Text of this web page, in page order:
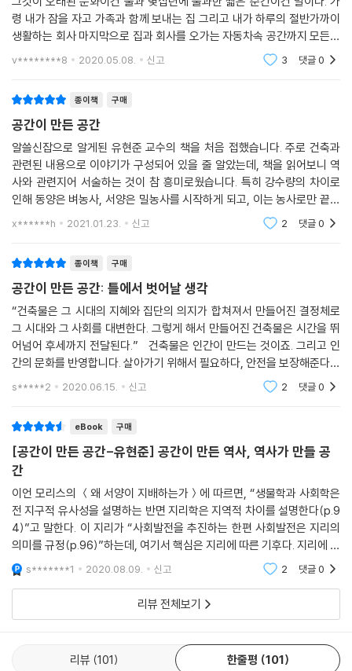
등장은 흥미롭게 다가온다. 안도 다다오는 기존 건축가들과는 또 다른 동
서양의 건축적 요소를 융합한 건축물을 만들어 세계적인 거장의 대열에 합
류했다.
여러 분야의 창작자들이 그러하듯 건축가들도 새로운 공간을 만들어 내고
자 끊임없이 고민했다. 그러한 고민들은 타 지역의 문화를 받아들이게 했
고, 옛 문화를 끌어와 적용하게 했으며, 미술, 철학, IT, 패션 등 각종 분야
를 접목시켜 새로운 건축물을 만들었다. 물론 모든 융합이 성공적인 것은
아니었다. 건축에 철학을 접목시킨 해체주의 건축은 올라가도 막혀 있는
‘철학적 개념이 있는’ 계단을 만들고, 부부가 함께 잘 수 없는 분리된 침실
을 만드는 등 현실과 거리가 먼 공간을 만들어 내 한때의 유행으로 그치고
웨어의 도움으로 자유 곡선형의 건축 디자인을 할 수 있게 되었지만, 그의
파격적인 디자인은 시공 기술이 받쳐 주지 못해 제대로 지어진 건축물이
거의 없다. 프랭크 게리는 그런 한계에서 벗어나 곡선으로 된 건축 디자인
을 실제 건축물로 만드는 데 성공한 건축가다. 그는 자동차나 비행기를 제
작하는 기술을 도입해 컴퓨터 안에서 그려진 형태를 재현하는 데 성공한
다.
보일 수 있게 해 줬다. 현재 우리는 SNS 속 가상공간이 실제 공간에 영향을
화와 공간에 영향을 줄까? 저자는 이제 디지털 기계와 아날로그 인간의 융
합이 있는 곳에 새로운 문화가 나타날 거라고 말하며, 기술에만 의존하면
다양성이 사라진다고 경고하면서 인간다움을 만들어 내야 한다고 강조한
다. 그리고 이 시대에 우리에게 필요한 것은 갈등을 화합으로 이끌 수 있는
새로운 생각이라고 말한다.
령 내가 잠을 자고 가족과 함께 보내는 집 그리고 내가 하루의 절반가까이
생활하는 회사 마지막으로 집과 회사를 오가는 자동차속 공간까지 모든것
은 현재 나의 일상 생활과 우리 대부분의 삶의 모습을 그대로 반영하고 있
v********8 2020.05.08. 신고 3 댓글0
종이책 구매
공간이 만든 공간
알쓸신잡으로 알게된 유현준 교수의 책을 처음 접했습니다. 주로 건축과
관련된 내용으로 이야기가 구성되어 있을 줄 알았는데, 책을 읽어보니 역
사와 관련지어 서술하는 것이 참 흥미로웠습니다. 특히 강수량의 차이로
인해 동양은 벼농사, 서양은 밀농사를 시작하게 되고, 이는 농사로만 끝나
지 않고 계속 연계되어 동양의 집단주의, 서양의 개인주의, 건축 양식의 차
x******h 2021.01.23. 신고 2 댓글0
종이책 구매
공간이 만든 공간: 틀에서 벗어날 생각
“건축물은 그 시대의 지혜와 집단의 의지가 합쳐져서 만들어진 결정체로
그 시대와 그 사회를 대변한다. 그렇게 해서 만들어진 건축물은 시간을 뛰
어넘어 후세까지 전달된다.” 건축물은 인간이 만드는 것이죠. 그리고 인
간의 문화를 반영합니다. 살아가기 위해서 필요하다, 안전을 보장해준다라
는 표면의 이유를 지나 문화 이전의 기후와 환경이 나옵니다. 기후와 환경
s*****2 2020.06.15. 신고 2 댓글0
eBook 구매
[공간이 만든 공간-유현준] 공간이 만든 역사, 역사가 만들 공
간
이언 모리스의 ＜왜 서양이 지배하는가＞에 따르면, “생물학과 사회학은
전 지구적 유사성을 설명하는 반면 지리학은 지역적 차이를 설명한다(p.9
4)”고 말한다. 이 지리가 “사회발전을 추진하는 한편 사회발전은 지리의
의미를 규정(p.96)”하는데, 여기서 핵심은 지리에 따른 기후다. 지리에 따
른 기후가 사회의 발전 정도를 규정했고, 이 발전 정도가 역으로 지리의 의
미를 변화시키
s*******1 2020.08.09. 신고 2 댓글0
리뷰 전체보기
리뷰 101 한줄평 101